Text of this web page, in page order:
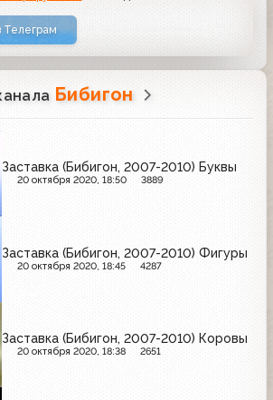
Телеграм
Бибигон
Заставка (Бибигон, 2007-2010) Буквы
20 октября 2020, 18:50 3889
Заставка (Бибигон, 2007-2010) Фигуры
20 октября 2020, 18:45 4287
Заставка (Бибигон, 2007-2010) Коровы
20 октября 2020, 18:38 2651